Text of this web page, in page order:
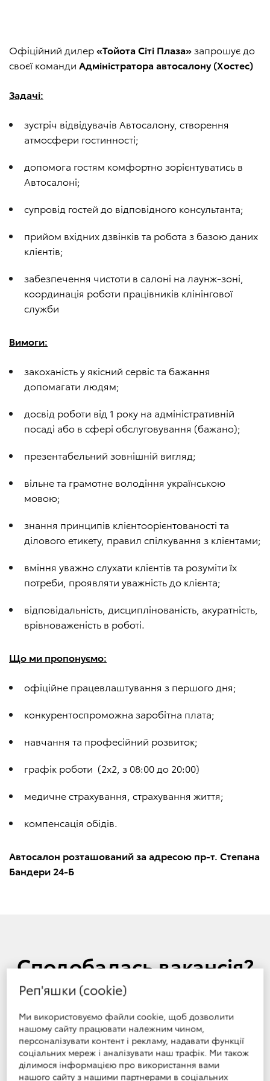
Офіційний дилер«Тойота Сіті Плаза»запрошує до
своєї команди Адміністратора автосалону (Хостес)
Задачі:
зустріч відвідувачів Автосалону, створення
атмосфери гостинності;
допомога гостям комфортно зорієнтуватись в
Автосалоні;
супровід гостей до відповідного консультанта;
прийом вхідних дзвінків та робота з базою даних
клієнтів;
забезпечення чистоти в салоні на лаунж-зоні,
координація роботи працівників клінінгової
служби
Вимоги:
закоханість у якісний сервіс та бажання
допомагати людям;
досвід роботи від 1 року на адміністративній
посаді або в сфері обслуговування (бажано);
презентабельний зовнішній вигляд;
вільне та грамотне володіння українською
мовою;
знання принципів клієнтоорієнтованості та
ділового етикету, правил спілкування з клієнтами;
вміння уважно слухати клієнтів та розуміти їх
потреби, проявляти уважність до клієнта;
відповідальність, дисциплінованість, акуратність,
врівноваженість в роботі.
Що ми пропонуємо:
офіційне працевлаштування з першого дня;
конкурентоспроможна заробітна плата;
навчання та професійний розвиток;
графік роботи (2х2, з 08:00 до 20:00)
медичне страхування, страхування життя;
компенсація обідів.
Автосалон розташований за адресою пр-т. Степана
Бандери 24-Б
Сподобалась вакансія?
Станьте частиною нашої команди, надсилайте
ваше резюме.
Ім`я*
Реп'яшки (cookie)
Ми використовуємо файли cookie, щоб дозволити
нашому сайту працювати належним чином,
персоналізувати контент і рекламу, надавати функції
соціальних мереж і аналізувати наш трафік. Ми також
ділимося інформацією про використання вами
нашого сайту з нашими партнерами в соціальних